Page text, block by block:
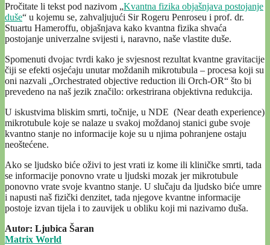
Pročitate li tekst pod nazivom „Kvantna fizika objašnjava postojanje
duše“ u kojemu se, zahvaljujući Sir Rogeru Penroseu i prof. dr.
Stuartu Hameroffu, objašnjava kako kvantna fizika shvaća
postojanje univerzalne svijesti i, naravno, naše vlastite duše.
Spomenuti dvojac tvrdi kako je svjesnost rezultat kvantne gravitacije
čiji se efekti osjećaju unutar moždanih mikrotubula – procesa koji su
oni nazvali „Orchestrated objective reduction ili Orch-OR“ što bi
prevedeno na naš jezik značilo: orkestrirana objektivna redukcija.
U iskustvima bliskim smrti, točnije, u NDE (Near death experience)
mikrotubule koje se nalaze u svakoj moždanoj stanici gube svoje
kvantno stanje no informacije koje su u njima pohranjene ostaju
neoštećene.
Ako se ljudsko biće oživi to jest vrati iz kome ili kliničke smrti, tada
se informacije ponovno vrate u ljudski mozak jer mikrotubule
ponovno vrate svoje kvantno stanje. U slučaju da ljudsko biće umre
i napusti naš fizički denzitet, tada njegove kvantne informacije
postoje izvan tijela i to zauvijek u obliku koji mi nazivamo duša.
Autor: Ljubica Šaran
Matrix World